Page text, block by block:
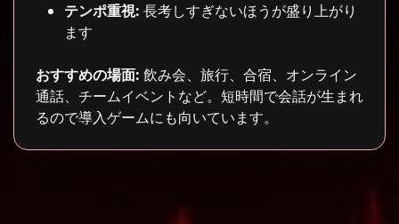
テンポ重視: 長考しすぎないほうが盛り上がり
ます
おすすめの場面: 飲み会、旅行、合宿、オンライン
通話、チームイベントなど。短時間で会話が生まれ
るので導入ゲームにも向いています。